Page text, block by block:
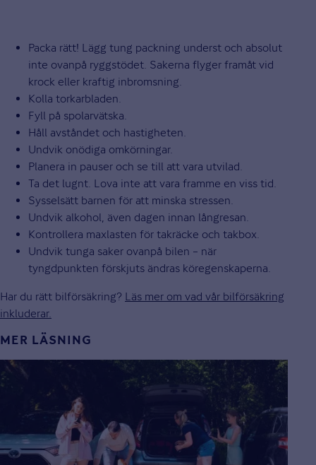
Packa rätt! Lägg tung packning underst och absolut
inte ovanpå ryggstödet. Sakerna flyger framåt vid
krock eller kraftig inbromsning.
Kolla torkarbladen.
Fyll på spolarvätska.
Håll avståndet och hastigheten.
Undvik onödiga omkörningar.
Planera in pauser och se till att vara utvilad.
Ta det lugnt. Lova inte att vara framme en viss tid.
Sysselsätt barnen för att minska stressen.
Undvik alkohol, även dagen innan långresan.
Kontrollera maxlasten för takräcke och takbox.
Undvik tunga saker ovanpå bilen – när
tyngdpunkten förskjuts ändras köregenskaperna.
Har du rätt bilförsäkring? Läs mer om vad vår bilförsäkring
inkluderar.
MER LÄSNING